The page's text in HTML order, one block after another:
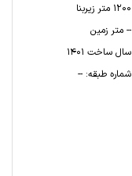
1200 متر زیربنا
-- متر زمین
سال ساخت 1401
شماره طبقه: --